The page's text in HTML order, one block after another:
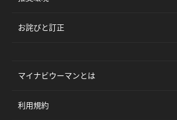
お詫びと訂正
マイナビウーマンとは
利用規約